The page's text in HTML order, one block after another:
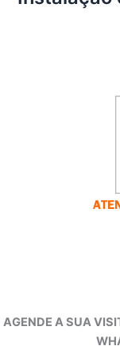
AGENDE A SUA